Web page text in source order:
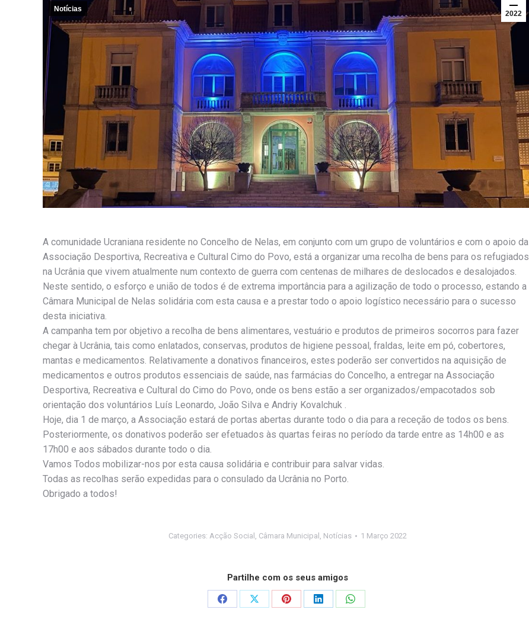
2022
Notícias
A comunidade Ucraniana residente no Concelho de Nelas, em conjunto com um grupo de voluntários e com o apoio da
Associação Desportiva, Recreativa e Cultural Cimo do Povo, está a organizar uma recolha de bens para os refugiados
na Ucrânia que vivem atualmente num contexto de guerra com centenas de milhares de deslocados e desalojados.
Neste sentido, o esforço e união de todos é de extrema importância para a agilização de todo o processo, estando a
Câmara Municipal de Nelas solidária com esta causa e a prestar todo o apoio logístico necessário para o sucesso
desta iniciativa.
A campanha tem por objetivo a recolha de bens alimentares, vestuário e produtos de primeiros socorros para fazer
chegar à Ucrânia, tais como enlatados, conservas, produtos de higiene pessoal, fraldas, leite em pó, cobertores,
mantas e medicamentos. Relativamente a donativos financeiros, estes poderão ser convertidos na aquisição de
medicamentos e outros produtos essenciais de saúde, nas farmácias do Concelho, a entregar na Associação
Desportiva, Recreativa e Cultural do Cimo do Povo, onde os bens estão a ser organizados/empacotados sob
orientação dos voluntários Luís Leonardo, João Silva e Andriy Kovalchuk .
Hoje, dia 1 de março, a Associação estará de portas abertas durante todo o dia para a receção de todos os bens.
Posteriormente, os donativos poderão ser efetuados às quartas feiras no período da tarde entre as 14h00 e as
17h00 e aos sábados durante todo o dia.
Vamos Todos mobilizar-nos por esta causa solidária e contribuir para salvar vidas.
Todas as recolhas serão expedidas para o consulado da Ucrânia no Porto.
Obrigado a todos!
Categories: Acção Social Câmara Municipal Notícias 1 Março 2022
Partilhe com os seus amigos
Share
Share
Share
Share
Share